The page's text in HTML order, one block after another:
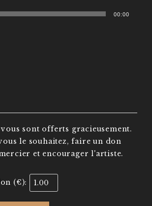
00:00
vous sont offerts gracieusement.
le souhaitez, faire un don
et encourager l'artiste.
(€):